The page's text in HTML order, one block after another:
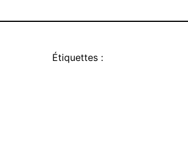
Étiquettes :